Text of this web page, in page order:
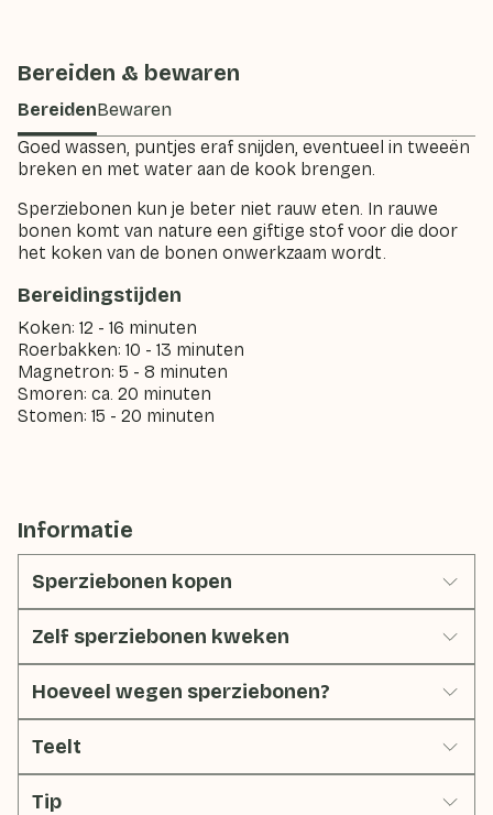
Bereiden & bewaren
BereidenBewaren
Goed wassen, puntjes eraf snijden, eventueel in tweeën
breken en met water aan de kook brengen.
Sperziebonen kun je beter niet rauw eten. In rauwe
bonen komt van nature een giftige stof voor die door
het koken van de bonen onwerkzaam wordt.
Bereidingstijden
Koken: 12 - 16 minuten
Roerbakken: 10 - 13 minuten
Magnetron: 5 - 8 minuten
Smoren: ca. 20 minuten
Stomen: 15 - 20 minuten
Informatie
Sperziebonen kopen
Zelf sperziebonen kweken
Hoeveel wegen sperziebonen?
Teelt
Tip